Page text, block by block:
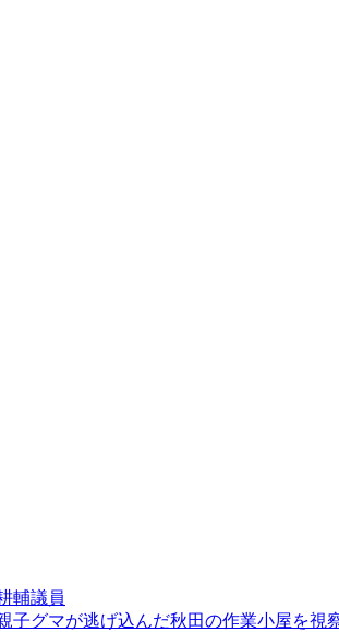
輔議員
子グマが逃げ込んだ秋田の作業小屋を視